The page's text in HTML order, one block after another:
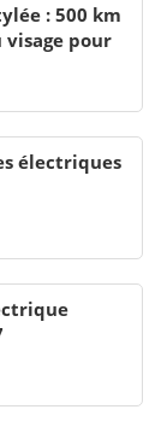
: 500 km
visage pour
électriques